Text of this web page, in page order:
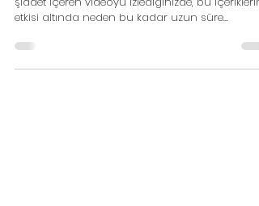
Dijital Dünyadan İkincil Travmaya
Bir kaza görüntüsünü, savaş haberini veya
şiddet içeren videoyu izlediğinizde, bu içeriklerin
etkisi altında neden bu kadar uzun süre...